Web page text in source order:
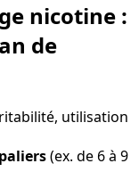
nicotine :
de
utilisation
(ex. de 6 à 9